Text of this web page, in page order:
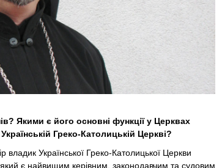
Якими є його основні функції у Церквах
Греко-Католицькій Церкві?
владик Української Греко-Католицької Церкви
є найвищим керівним, законодавчим та судовим